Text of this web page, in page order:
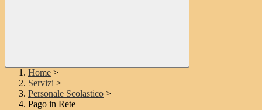
Home >
Servizi >
Personale Scolastico >
Pago in Rete